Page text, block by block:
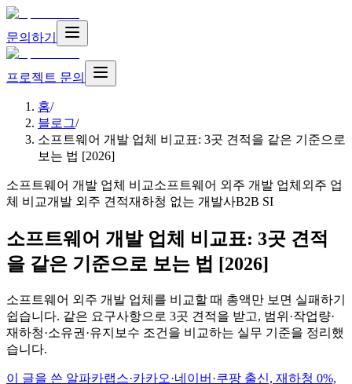
문의하기
프로젝트 문의
홈/
블로그/
소프트웨어 개발 업체 비교표: 3곳 견적을 같은 기준으로
보는 법 [2026]
소프트웨어 개발 업체 비교소프트웨어 외주 개발 업체 외주 업
체 비교개발 외주 견적재하청 없는 개발사B2B SI
소프트웨어 개발 업체 비교표: 3곳 견적
을 같은 기준으로 보는 법 [2026]
소프트웨어 외주 개발 업체를 비교할 때 총액만 보면 실패하기
쉽습니다. 같은 요구사항으로 3곳 견적을 받고, 범위·작업량·
재하청·소유권·유지보수 조건을 비교하는 실무 기준을 정리했
습니다.
이 글을 쓴 알파카랩스·카카오·네이버·쿠팡 출신, 재하청 0%,